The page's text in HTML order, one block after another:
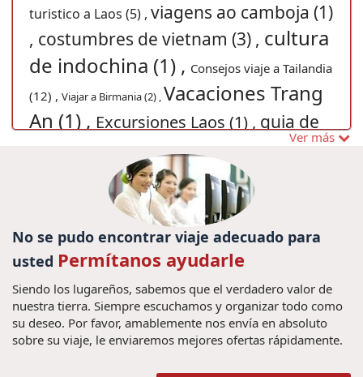
turistico a Laos (5) , viagens ao camboja (1)
, costumbres de vietnam (3) , cultura
de indochina (1) , Consejos viaje a Tailandia
(12) , Viajar a Birmania (2) ,Vacaciones Trang
An (1) , Excursiones Laos (1) , guia de
Viagem ao Vietnã
Grande Prêmio 2020 (1) ,
Excursiones Vietnam
Viaje en familia a Camboya (1) ,Vietnam Gran Premio
Viaje a Camboya (7) , Viagem em família Myanmar
(1) ,excursiones myanmar (4) ,Siem
Reap Camboja (1) ,Kanchanaburi (1) ,
Guia de Viaje Tailandia (3) ,Venezuela (1) ,
Los mejores lugares en Myanmar (1) ,
Férias no Myanmar (1) ,viajes indochina (6) ,Viaje privado a
Viaje a Medida a Tailandia (5) ,vacaciones
Ver más
No se pudo encontrar viaje adecuado para
usted Permítanos ayudarle
Siendo los lugareños, sabemos que el verdadero valor de
nuestra tierra. Siempre escuchamos y organizar todo como
su deseo. Por favor, amablemente nos envía en absoluto
sobre su viaje, le enviaremos mejores ofertas rápidamente.